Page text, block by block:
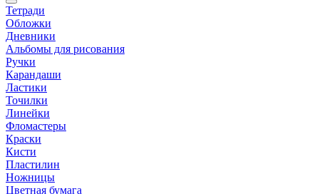
Тетради
Обложки
Дневники
Альбомы для рисования
Ручки
Карандаши
Ластики
Точилки
Линейки
Фломастеры
Краски
Кисти
Пластилин
Ножницы
Цветная бумага